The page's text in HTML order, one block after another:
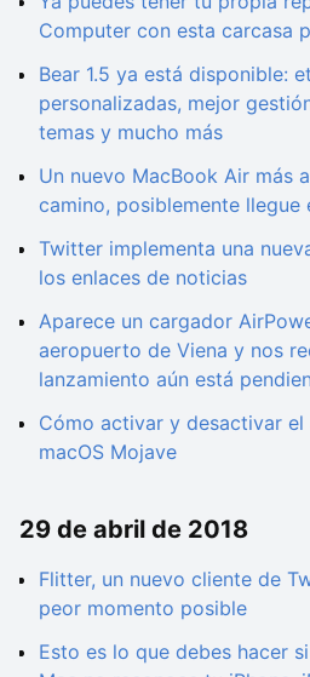
Computer con esta carcasa
Bear 1.5 ya está disponible:
personalizadas, mejor
temas y mucho más
Un nuevo MacBook Air más
camino, posiblemente llegue
Twitter implementa una
los enlaces de noticias
Aparece un cargador
aeropuerto de Viena y nos
lanzamiento aún está
Cómo activar y desactivar
macOS Mojave
29 de abril de 2018
Flitter, un nuevo cliente de
peor momento posible
Esto es lo que debes hacer